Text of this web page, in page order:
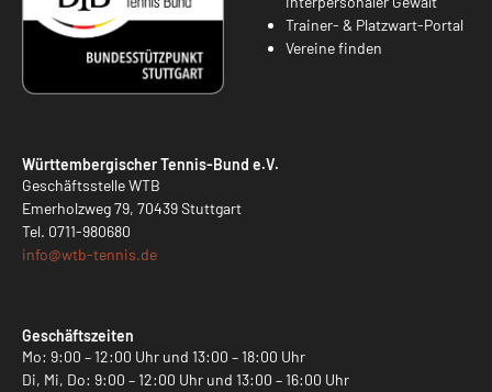
Trainer- & Platzwart-Portal
Vereine finden
Württembergischer Tennis-Bund e.V.
Geschäftsstelle WTB
Emerholzweg 79, 70439 Stuttgart
Tel. 0711-980680
info@wtb-tennis.de
Geschäftszeiten
Mo: 9:00 – 12:00 Uhr und 13:00 – 18:00 Uhr
Di, Mi, Do: 9:00 – 12:00 Uhr und 13:00 – 16:00 Uhr